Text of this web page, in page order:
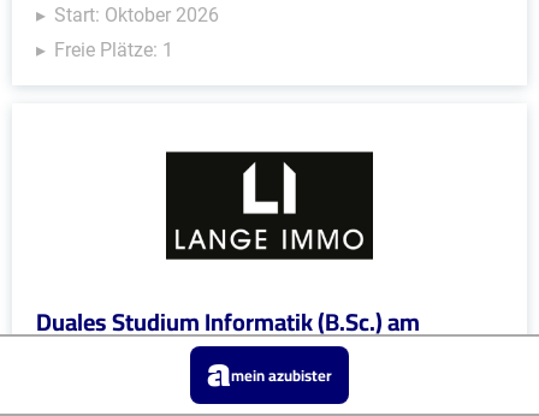
Start: Oktober 2026
Freie Plätze: 1
Duales Studium Informatik (B.Sc.) am
virtuellen Campus - Lange Immo GmbH
LANGE IMMO GmbHmein azubister